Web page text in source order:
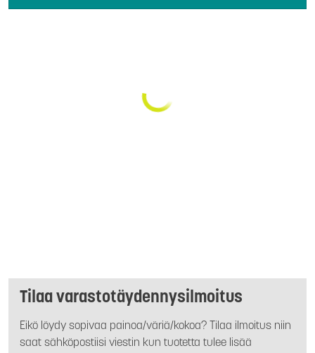
Tilaa varastotäydennysilmoitus
Eikö löydy sopivaa painoa/väriä/kokoa? Tilaa ilmoitus niin
saat sähköpostiisi viestin kun tuotetta tulee lisää